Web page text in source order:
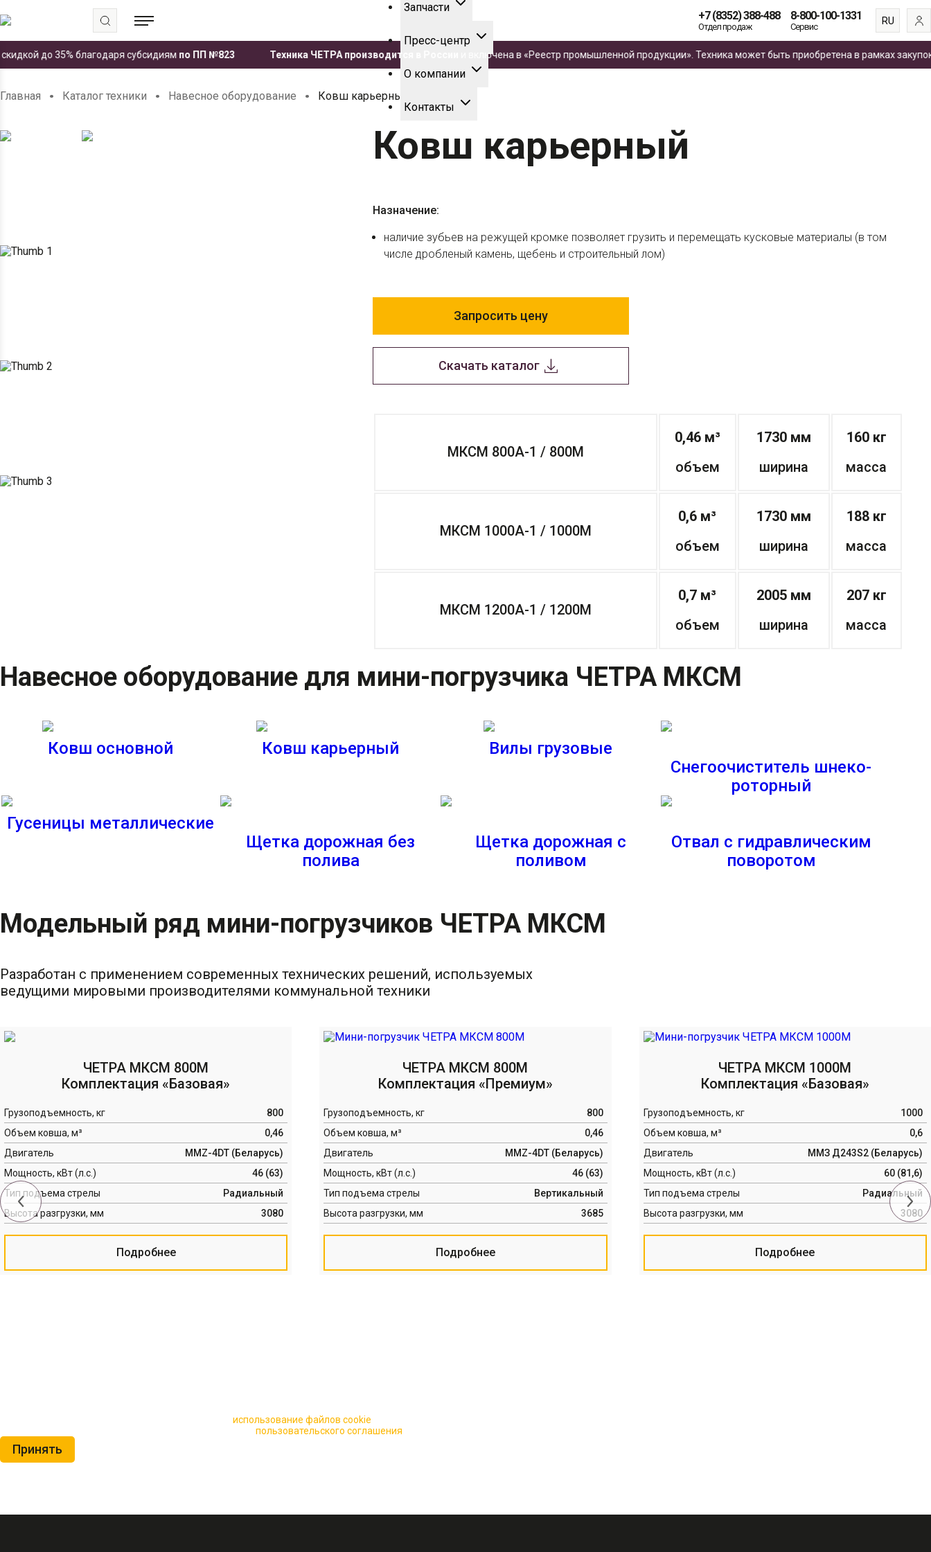
Запчасти
Пресс-центр
О компании
Контакты
+7 (8352) 388-488
Отдел продаж
8-800-100-1331
Сервис
RU
EN
ES
до 35% благодаря субсидиямпо ПП №823 Техника ЧЕТРА производится в России и включена в «Реестр промышленной продукции». Техника может быть приобретена в рамках закупокпо
Главная . Каталог техники . Навесное оборудование . Ковш карьерный
Ковш карьерный
Назначение:
наличие зубьев на режущей кромке позволяет грузить и перемещать кусковые материалы (в том
числе дробленый камень, щебень и строительный лом)
Запросить цену
Скачать каталог
МКСМ 800А-1 / 800М
0,46 м³
объем
1730 мм
ширина
160 кг
масса
МКСМ 1000А-1 / 1000М
0,6 м³
объем
1730 мм
ширина
188 кг
масса
МКСМ 1200А-1 / 1200М
0,7 м³
объем
2005 мм
ширина
207 кг
масса
Навесное оборудование для мини-погрузчика ЧЕТРА МКСМ
Ковш основной Ковш карьерный
Вилы грузовые
Снегоочиститель шнеко-
роторный
Гусеницы металлические
Щетка дорожная без
полива
Щетка дорожная с
поливом
Отвал с гидравлическим
поворотом
Модельный ряд мини-погрузчиков ЧЕТРА МКСМ
Разработан с применением современных технических решений, используемых
ведущими мировыми производителями коммунальной техники
ЧЕТРА МКСМ 800М
Комплектация «Базовая»
Грузоподъемность, кг
800
Объем ковша, м³
0,46
Двигатель
MMZ-4DT (Беларусь)
Мощность, кВт (л.с.)
46 (63)
Тип подъема стрелы
Радиальный
Высота разгрузки, мм
3080
Подробнее
ЧЕТРА МКСМ 800М
Комплектация «Премиум»
Грузоподъемность, кг
800
Объем ковша, м³
0,46
Двигатель
MMZ-4DT (Беларусь)
Мощность, кВт (л.с.)
46 (63)
Тип подъема стрелы
Вертикальный
Высота разгрузки, мм
3685
Подробнее
ЧЕТРА МКСМ 1000М
Комплектация «Базовая»
Грузоподъемность, кг
1000
Объем ковша, м³
0,6
Двигатель
ММЗ Д243S2 (Беларусь)
Мощность, кВт (л.с.)
60 (81,6)
Тип подъема стрелы
Радиальный
Высота разгрузки, мм
3080
Подробнее
использование файлов cookie
пользовательского соглашения
Принять